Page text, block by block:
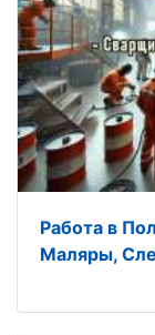
Работа в
Маляры,